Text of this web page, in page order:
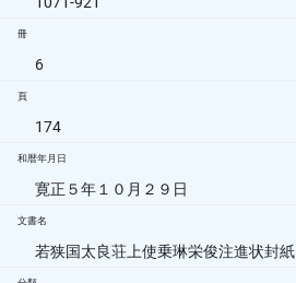
冊
6
頁
174
和暦年月日
寛正５年１０月２９日
文書名
若狭国太良荘上使乗琳栄俊注進状封紙